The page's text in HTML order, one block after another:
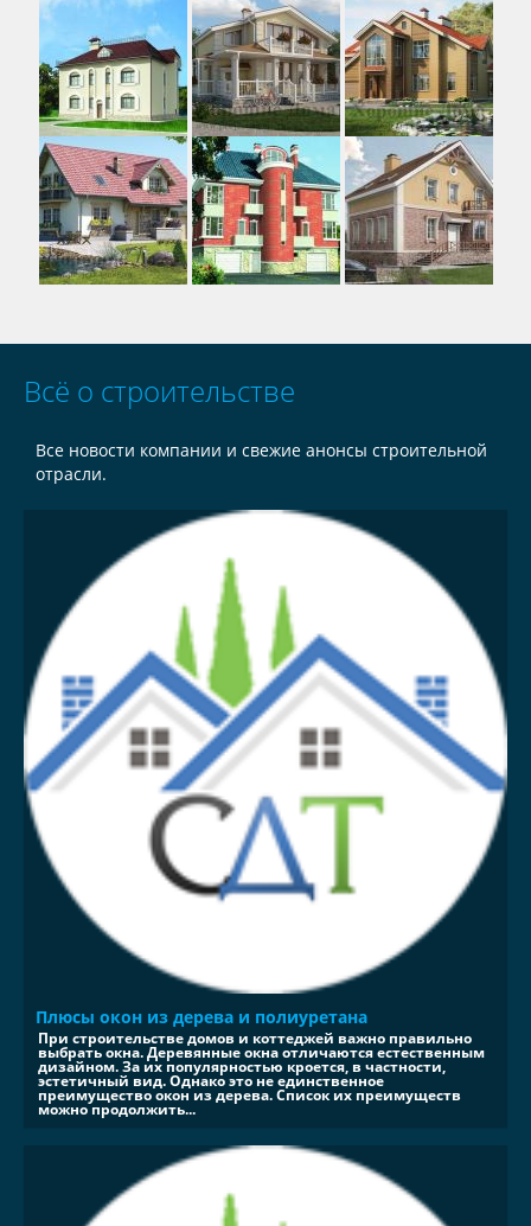
Всё о строительстве
Все новости компании и свежие анонсы строительной
отрасли.
Плюсы окон из дерева и полиуретана
При строительстве домов и коттеджей важно правильно
выбрать окна. Деревянные окна отличаются естественным
дизайном. За их популярностью кроется, в частности,
эстетичный вид. Однако это не единственное
преимущество окон из дерева. Список их преимуществ
можно продолжить...